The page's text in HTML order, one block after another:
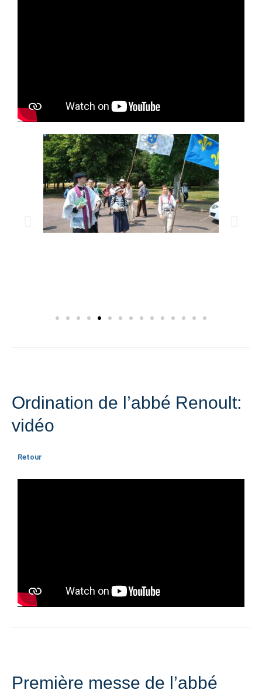
Ordination de l’abbé Renoult:
vidéo
Retour
Première messe de l’abbé